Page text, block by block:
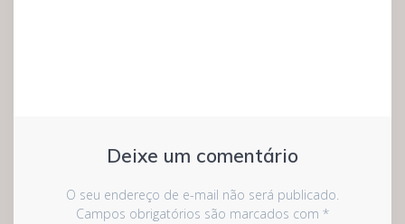
Deixe um comentário
O seu endereço de e-mail não será publicado.
Campos obrigatórios são marcados com *